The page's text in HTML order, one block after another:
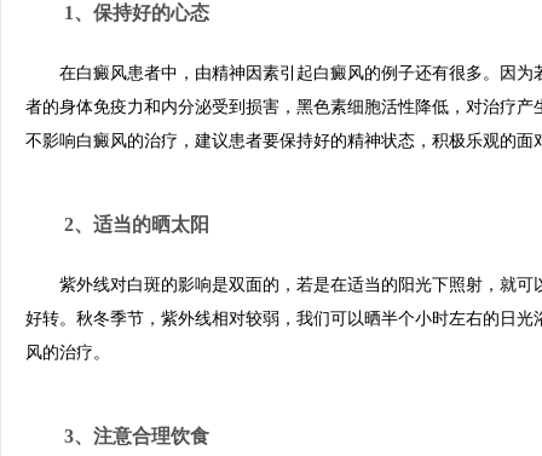
1、保持好的心态
在白癜风患者中，由精神因素引起白癜风的例子还有很多。因为
者的身体免疫力和内分泌受到损害，黑色素细胞活性降低，对治疗
不影响白癜风的治疗，建议患者要保持好的精神状态，积极乐观的面
2、适当的晒太阳
紫外线对白斑的影响是双面的，若是在适当的阳光下照射，就可
好转。秋冬季节，紫外线相对较弱，我们可以晒半个小时左右的日
风的治疗。
3、注意合理饮食